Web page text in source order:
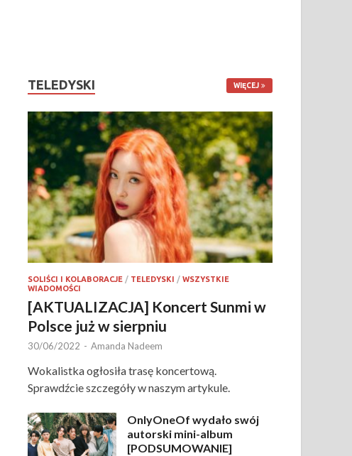
TELEDYSKI WIĘCEJ
SOLIŚCI I KOLABORACJE / TELEDYSKI /WSZYSTKIE
WIADOMOŚCI
[AKTUALIZACJA] Koncert Sunmi w
Polsce już w sierpniu
30/06/2022 - Amanda Nadeem
Wokalistka ogłosiła trasę koncertową.
Sprawdźcie szczegóły w naszym artykule.
OnlyOneOf wydało swój
autorski mini-album
[PODSUMOWANIE]